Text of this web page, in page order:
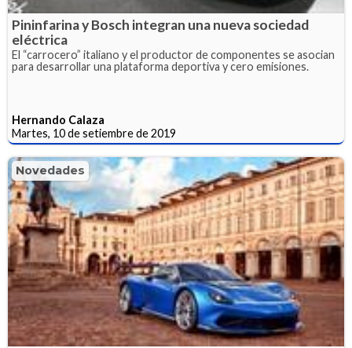
Pininfarina y Bosch integran una nueva sociedad
eléctrica
El “carrocero” italiano y el productor de componentes se asocian
para desarrollar una plataforma deportiva y cero emisiones.
Hernando Calaza
Martes, 10 de setiembre de 2019
Novedades